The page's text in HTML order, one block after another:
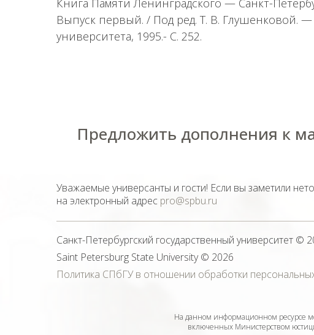
Книга Памяти Ленинградского — Санкт-
Выпуск первый. / Под ред. Т. В. Глушенковой. —
университета, 1995.- С. 252.
Предложить дополнения к
На данном информационном ресурсе
включенных Министерством
Политика СПбГУ в отношении обработки
Saint Petersburg State University© 2026
Уважаемые универсанты и гости! Если вы заметили
на электронный адрес pro@spbu.ru
Санкт-Петербургский государственный университет ©